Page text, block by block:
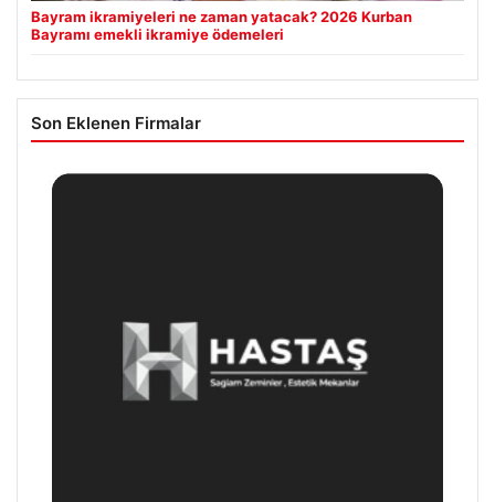
Bayram ikramiyeleri ne zaman yatacak? 2026 Kurban
Bayramı emekli ikramiye ödemeleri
Son Eklenen Firmalar